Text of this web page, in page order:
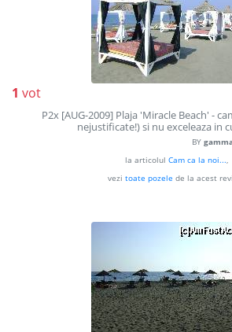
1 vot
P2x [AUG-2009] Plaja 'Miracle Beach' -
nejustificate!) si nu exceleaza in
BY
la articolul Cam ca la noi...,
vezi toate pozele de la acest